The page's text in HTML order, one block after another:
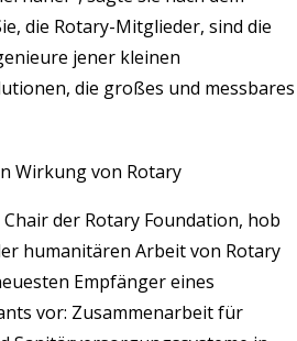
die Rotary-Mitglieder, sind die
jener kleinen
die großes und messbares
Wirkung von Rotary
der Rotary Foundation, hob
humanitären Arbeit von Rotary
Empfänger eines
vor: Zusammenarbeit für